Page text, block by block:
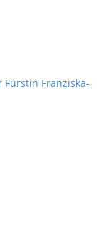
Fürstin Franziska-